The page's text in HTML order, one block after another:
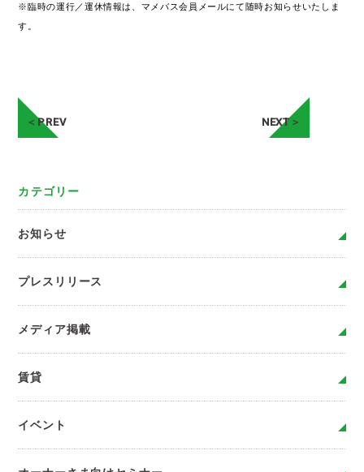
※臨時の運行／運休情報は、マメバス会員メールにて随時お知らせいたしま
す。
＜PREV NEXT＞
カテゴリー
お知らせ
プレスリリース
メディア掲載
賃貸
イベント